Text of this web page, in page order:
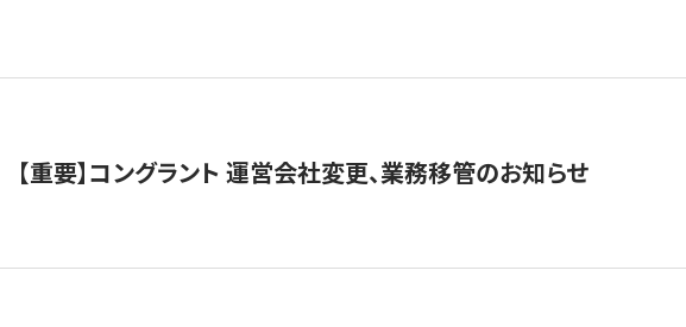
【重要】コングラント 運営会社変更、業務移管のお知らせ